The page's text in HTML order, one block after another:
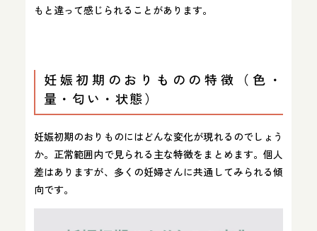
もと違って感じられることがあります。
妊娠初期のおりものの特徴（色・
量・匂い・状態）
妊娠初期のおりものにはどんな変化が現れるのでしょう
か。正常範囲内で見られる主な特徴をまとめます。個人
差はありますが、多くの妊婦さんに共通してみられる傾
向です。